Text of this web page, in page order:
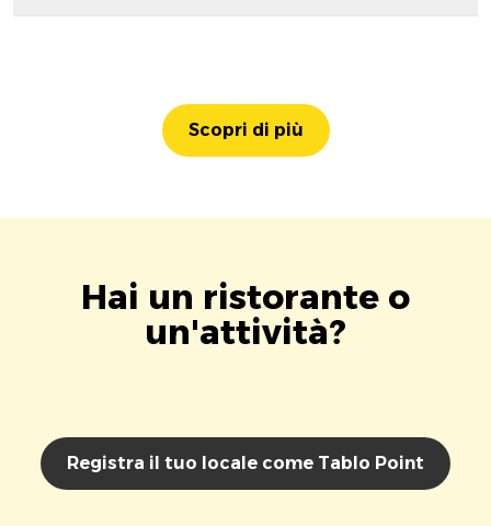
Scopri di più
Hai un ristorante o
un'attività?
Registra il tuo locale come Tablo Point